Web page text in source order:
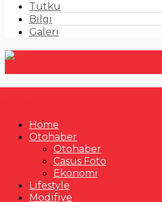
Tutku
Bilgi
Galeri
Home
Otohaber
Otohaber
Casus Foto
Ekonomi
Lifestyle
Modifiye